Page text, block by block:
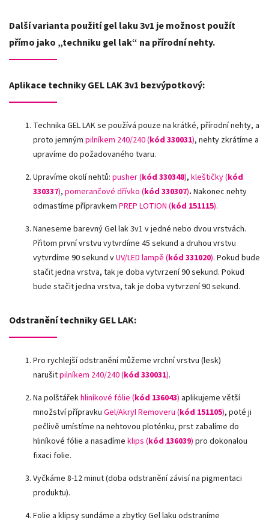
Další varianta použití gel laku 3v1 je možnost použít
přímo jako „techniku gel lak“ na přírodní nehty.
Aplikace techniky GEL LAK 3v1 bezvýpotkový:
Technika GEL LAK se používá pouze na krátké, přírodní nehty, a
proto jemným pilníkem 240/240 (kód 330031), nehty zkrátíme a
upravíme do požadovaného tvaru.
Upravíme okolí nehtů: pusher (kód 330348), kleštičky (kód
330337), pomerančové dřívko (kód 330307). Nakonec nehty
odmastíme přípravkem PREP LOTION (kód 151115).
Naneseme barevný Gel lak 3v1 v jedné nebo dvou vrstvách.
Přitom první vrstvu vytvrdíme 45 sekund a druhou vrstvu
vytvrdíme 90 sekund vUV/LED lampě (kód 331020). Pokud bude
stačit jedna vrstva, tak je doba vytvrzení 90 sekund. Pokud
bude stačit jedna vrstva, tak je doba vytvrzení 90 sekund.
Odstranění techniky GEL LAK:
Pro rychlejší odstranění můžeme vrchní vrstvu (lesk)
narušitpilníkem 240/240 (kód 330031).
Na polštářekhliníkové fólie (kód 136043) aplikujeme větší
množství přípravku Gel/Akryl Removeru (kód 151105), poté ji
pečlivě umístíme na nehtovou ploténku, prst zabalíme do
hliníkové fólie a nasadíme klips (kód 136039) pro dokonalou
fixaci folie.
Vyčkáme 8-12 minut (doba odstranění závisí na pigmentaci
produktu).
Folie a klipsy sundáme a zbytky Gel laku odstraníme